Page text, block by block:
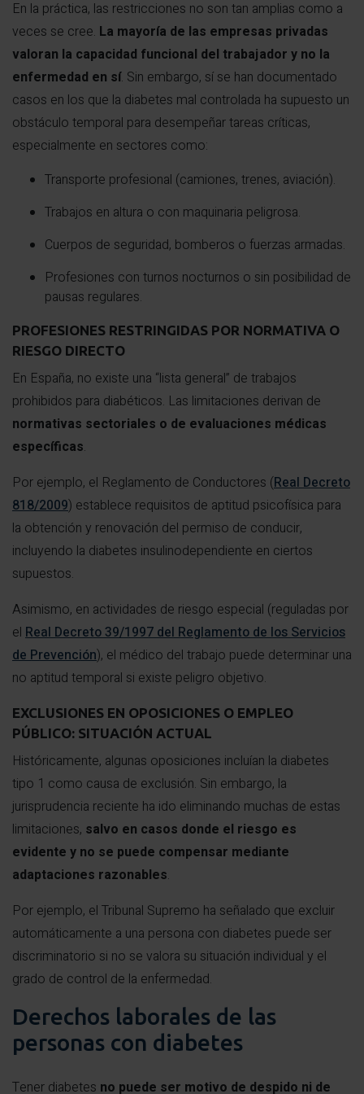
En la práctica, las restricciones no son tan amplias como a
veces se cree. La mayoría de las empresas privadas
valoran la capacidad funcional del trabajador y no la
enfermedad en sí. Sin embargo, sí se han documentado
casos en los que la diabetes mal controlada ha supuesto un
obstáculo temporal para desempeñar tareas críticas,
especialmente en sectores como:
Transporte profesional (camiones, trenes, aviación).
Trabajos en altura o con maquinaria peligrosa.
Cuerpos de seguridad, bomberos o fuerzas armadas.
Profesiones con turnos nocturnos o sin posibilidad de
pausas regulares.
PROFESIONES RESTRINGIDAS POR NORMATIVA O
RIESGO DIRECTO
En España, no existe una “lista general” de trabajos
prohibidos para diabéticos. Las limitaciones derivan de
normativas sectoriales o de evaluaciones médicas
específicas.
Por ejemplo, el Reglamento de Conductores (Real Decreto
818/2009) establece requisitos de aptitud psicofísica para
la obtención y renovación del permiso de conducir,
incluyendo la diabetes insulinodependiente en ciertos
supuestos.
Asimismo, en actividades de riesgo especial (reguladas por
el Real Decreto 39/1997 del Reglamento de los Servicios
de Prevención), el médico del trabajo puede determinar una
no aptitud temporal si existe peligro objetivo.
EXCLUSIONES EN OPOSICIONES O EMPLEO
PÚBLICO: SITUACIÓN ACTUAL
Históricamente, algunas oposiciones incluían la diabetes
tipo 1 como causa de exclusión. Sin embargo, la
jurisprudencia reciente ha ido eliminando muchas de estas
limitaciones, salvo en casos donde el riesgo es
evidente y no se puede compensar mediante
adaptaciones razonables.
Por ejemplo, el Tribunal Supremo ha señalado que excluir
automáticamente a una persona con diabetes puede ser
discriminatorio si no se valora su situación individual y el
grado de control de la enfermedad.
Derechos laborales de las
personas con diabetes
Tener diabetes no puede ser motivo de despido ni de